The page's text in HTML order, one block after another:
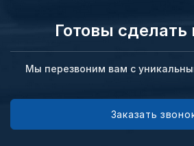
Готовы сделать
Мы перезвоним вам с
Заказать